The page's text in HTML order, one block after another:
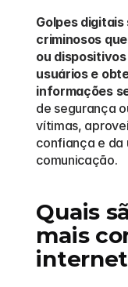
Golpes
criminosos
ou
usuários e
informações
de segurança
vítimas,
confiança e da
comunicação.
Quais
mais